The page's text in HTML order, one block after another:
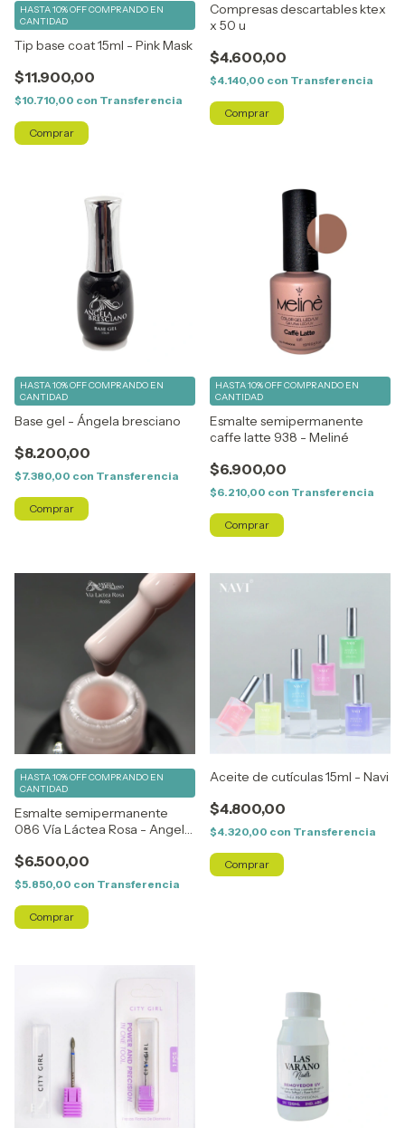
Tip base coat 15ml - Pink Mask
$11.900,00
HASTA 10% OFFCOMPRANDO EN
CANTIDAD
$10.710,00 con Transferencia
Compresas descartables ktex
x 50 u
$4.600,00
$4.140,00 con Transferencia
Base gel - Ángela bresciano
$8.200,00
HASTA 10% OFFCOMPRANDO EN
CANTIDAD
$7.380,00 con Transferencia
Esmalte semipermanente
caffe latte 938 - Meliné
$6.900,00
HASTA 10% OFFCOMPRANDO EN
CANTIDAD
$6.210,00 con Transferencia
Esmalte semipermanente
086 Vía Láctea Rosa - Angela
$6.500,00
HASTA 10% OFFCOMPRANDO EN
CANTIDAD
$5.850,00 con Transferencia
Aceite de cutículas 15ml - Navi
$4.800,00
$4.320,00 con Transferencia